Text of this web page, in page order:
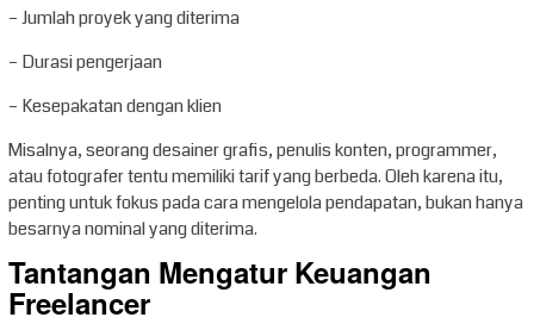
– Jumlah proyek yang diterima
– Durasi pengerjaan
– Kesepakatan dengan klien
Misalnya, seorang desainer grafis, penulis konten, programmer,
atau fotografer tentu memiliki tarif yang berbeda. Oleh karena itu,
penting untuk fokus pada cara mengelola pendapatan, bukan hanya
besarnya nominal yang diterima.
Tantangan Mengatur Keuangan
Freelancer